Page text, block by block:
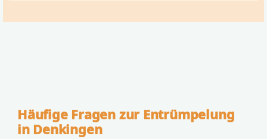
Häufige Fragen zur Entrümpelung
in Denkingen